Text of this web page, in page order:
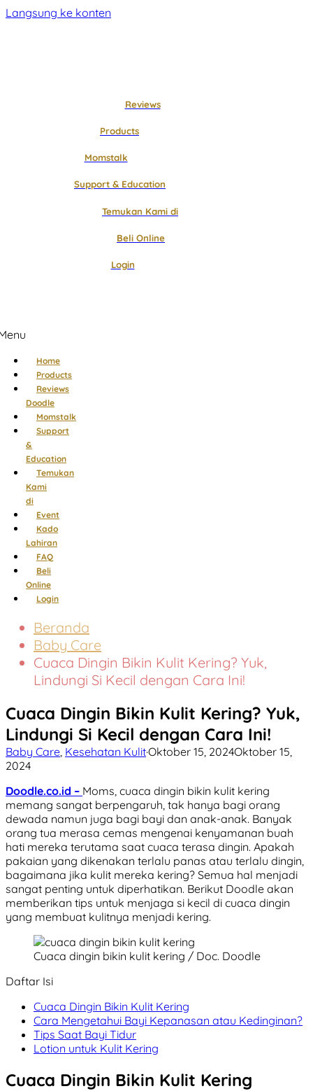
Langsung ke konten
Reviews
Products
Momstalk
Support & Education
Temukan Kami di
Beli Online
Login
Home
Products
Reviews
Doodle
Momstalk
Support
&
Education
Temukan
Kami
di
Event
Kado
Lahiran
FAQ
Beli
Online
Login
Beranda
Baby Care
Cuaca Dingin Bikin Kulit Kering? Yuk,
Lindungi Si Kecil dengan Cara Ini!
Cuaca Dingin Bikin Kulit Kering? Yuk,
Lindungi Si Kecil dengan Cara Ini!
Baby Care Kesehatan Kulit·Oktober 15, 2024Oktober 15,
2024
Doodle.co.id – Moms, cuaca dingin bikin kulit kering
memang sangat berpengaruh, tak hanya bagi orang
dewada namun juga bagi bayi dan anak-anak. Banyak
orang tua merasa cemas mengenai kenyamanan buah
hati mereka terutama saat cuaca terasa dingin. Apakah
pakaian yang dikenakan terlalu panas atau terlalu dingin,
bagaimana jika kulit mereka kering? Semua hal menjadi
sangat penting untuk diperhatikan. Berikut Doodle akan
memberikan tips untuk menjaga si kecil di cuaca dingin
yang membuat kulitnya menjadi kering.
Cuaca dingin bikin kulit kering / Doc. Doodle
Daftar Isi
Cuaca Dingin Bikin Kulit Kering
Cara Mengetahui Bayi Kepanasan atau Kedinginan?
Tips Saat Bayi Tidur
Lotion untuk Kulit Kering
Cuaca Dingin Bikin Kulit Kering